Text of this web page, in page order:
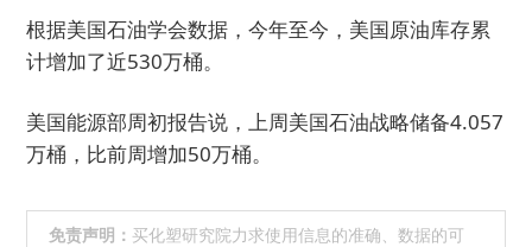
根据美国石油学会数据，今年至今，美国原油库存累
计增加了近530万桶。
美国能源部周初报告说，上周美国石油战略储备4.057
万桶，比前周增加50万桶。
免责声明： 买化塑研究院力求使用信息的准确、数据的可